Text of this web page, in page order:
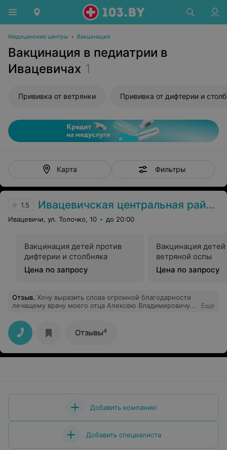
Медицинские центры • Вакцинация
Вакцинация в педиатрии в
Ивацевичах 1
Прививка от ветрянки
Карта Фильтры
1.5 Ивацевичская центральная районная больница
Ивацевичи, ул. Толочко, 10 до 20:00
Вакцинация детей против
дифтерии и столбняка
Цена по запросу
Вакцинация детей
ветряной оспы
Цена по запросу
Отзыв. Хочу выразить слова огромной благодарности
лечащему врачу моего отца Алексею Владимировичу
"Ивацевичская ЦРБ" за высокий профессионализм,
компетентность, моральную поддержку.Большое
спасибо всему коллективу хирургического отделения
за чуткое и внимательное отношение к
пациенту.Такими специалистами район может только
Еще
Отзывы4
Добавить компанию
Добавить специалиста